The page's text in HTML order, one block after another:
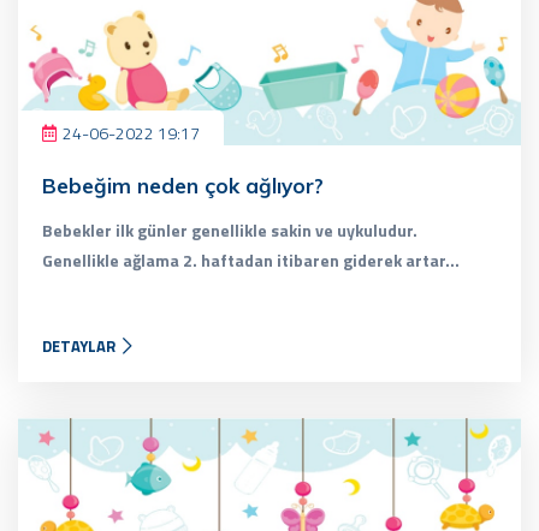
24-06-2022 19:17
Bebeğim neden çok ağlıyor?
Bebekler ilk günler genellikle sakin ve uykuludur.
Genellikle ağlama 2. haftadan itibaren giderek artar...
DETAYLAR